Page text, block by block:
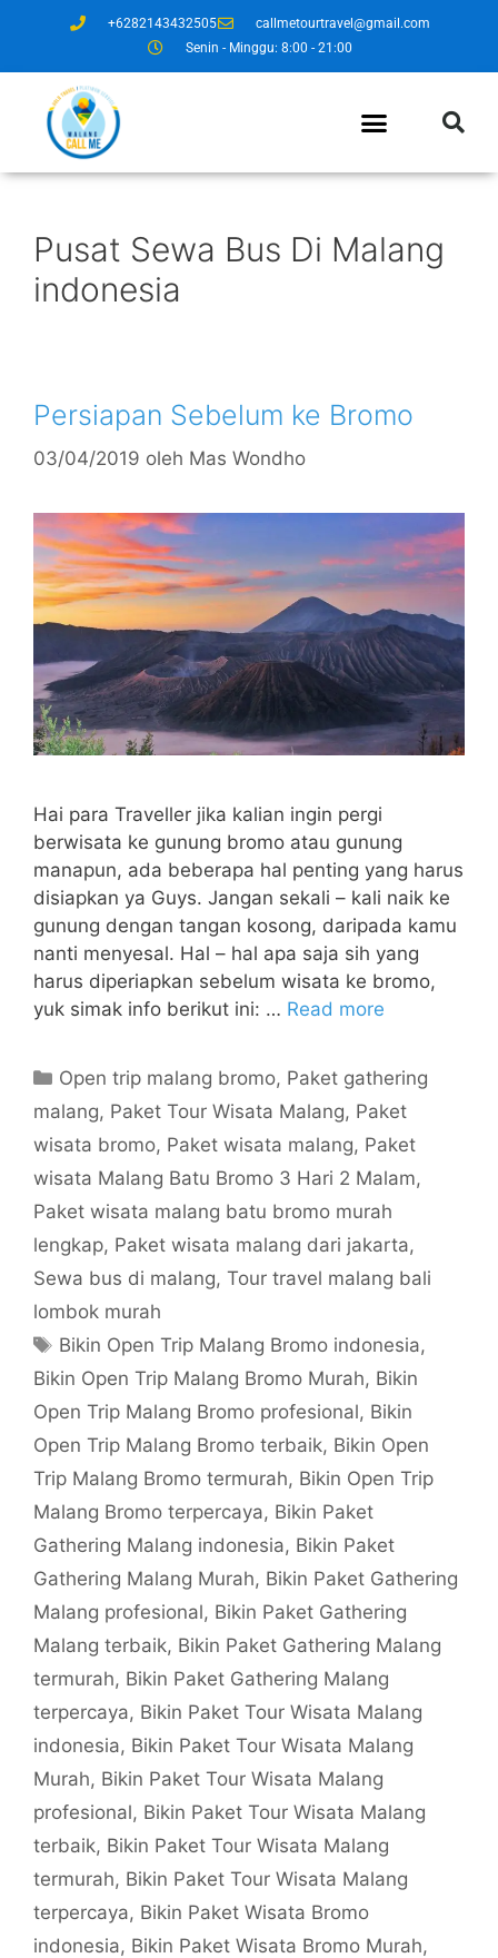
+6282143432505
callmetourtravel@gmail.com
Senin - Minggu: 8:00 - 21:00
Pusat Sewa Bus Di Malang
indonesia
Persiapan Sebelum ke Bromo
03/04/2019 oleh Mas Wondho
Hai para Traveller jika kalian ingin pergi
berwisata ke gunung bromo atau gunung
manapun, ada beberapa hal penting yang harus
disiapkan ya Guys. Jangan sekali – kali naik ke
gunung dengan tangan kosong, daripada kamu
nanti menyesal. Hal – hal apa saja sih yang
harus diperiapkan sebelum wisata ke bromo,
yuk simak info berikut ini: … Read more
Open trip malang bromo, Paket gathering
malang, Paket Tour Wisata Malang, Paket
wisata bromo, Paket wisata malang, Paket
wisata Malang Batu Bromo 3 Hari 2 Malam,
Paket wisata malang batu bromo murah
lengkap, Paket wisata malang dari jakarta,
Sewa bus di malang, Tour travel malang bali
lombok murah
Bikin Open Trip Malang Bromo indonesia,
Bikin Open Trip Malang Bromo Murah, Bikin
Open Trip Malang Bromo profesional, Bikin
Open Trip Malang Bromo terbaik, Bikin Open
Trip Malang Bromo termurah, Bikin Open Trip
Malang Bromo terpercaya, Bikin Paket
Gathering Malang indonesia, Bikin Paket
Gathering Malang Murah, Bikin Paket Gathering
Malang profesional, Bikin Paket Gathering
Malang terbaik, Bikin Paket Gathering Malang
termurah, Bikin Paket Gathering Malang
terpercaya, Bikin Paket Tour Wisata Malang
indonesia, Bikin Paket Tour Wisata Malang
Murah, Bikin Paket Tour Wisata Malang
profesional, Bikin Paket Tour Wisata Malang
terbaik, Bikin Paket Tour Wisata Malang
termurah, Bikin Paket Tour Wisata Malang
terpercaya, Bikin Paket Wisata Bromo
indonesia, Bikin Paket Wisata Bromo Murah,